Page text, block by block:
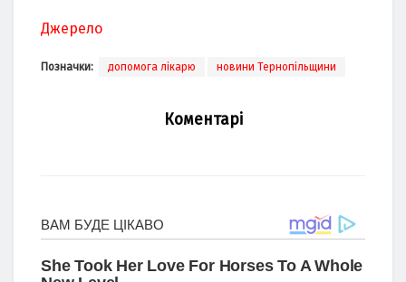
Джерело
Позначки: допомога лікарю новини Тернопільщини
Коментарі